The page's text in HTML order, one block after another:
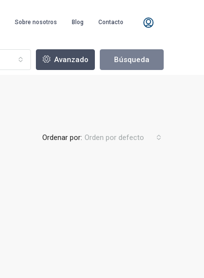
Sobre nosotros Blog Contacto
Avanzado Búsqueda
Ordenar por: Orden por defecto